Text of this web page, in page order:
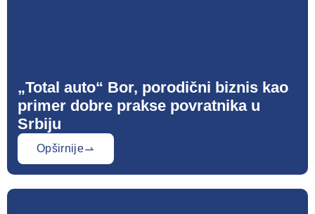
„Total auto“ Bor, porodični biznis kao
primer dobre prakse povratnika u
Srbiju
Opširnije